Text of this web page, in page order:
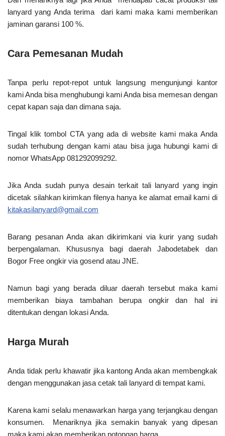
lanyard yang Anda terima dari kami maka kami memberikan
jaminan garansi 100 %.
Cara Pemesanan Mudah
Tanpa perlu repot-repot untuk langsung mengunjungi kantor
kami Anda bisa menghubungi kami Anda bisa memesan dengan
cepat kapan saja dan dimana saja.
Tingal klik tombol CTA yang ada di website kami maka Anda
sudah terhubung dengan kami atau bisa juga hubungi kami di
nomor WhatsApp 081292099292.
Jika Anda sudah punya desain terkait tali lanyard yang ingin
dicetak silahkan kirimkan filenya hanya ke alamat email kami di
kitakasilanyard@gmail.com
Barang pesanan Anda akan dikirimkani via kurir yang sudah
berpengalaman. Khususnya bagi daerah Jabodetabek dan
Bogor Free ongkir via gosend atau JNE.
Namun bagi yang berada diluar daerah tersebut maka kami
memberikan biaya tambahan berupa ongkir dan hal ini
ditentukan dengan lokasi Anda.
Harga Murah
Anda tidak perlu khawatir jika kantong Anda akan membengkak
dengan menggunakan jasa cetak tali lanyard di tempat kami.
Karena kami selalu menawarkan harga yang terjangkau dengan
konsumen. Menariknya jika semakin banyak yang dipesan